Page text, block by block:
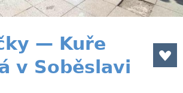
— Kuře
v Soběslavi